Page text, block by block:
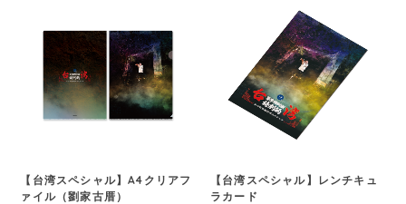
【台湾スペシャル】A4クリアフ
ァイル（劉家古厝）
【台湾スペシャル】レンチキュ
ラカード